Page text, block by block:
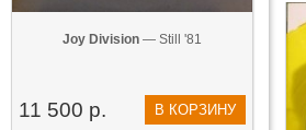
Joy Division — Still '81
11 500 р. В КОРЗИНУ